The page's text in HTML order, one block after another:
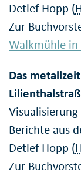
Detlef Hopp (
Zur
Walkmühle in
Das
Berichte aus
Detlef Hopp (
Zur